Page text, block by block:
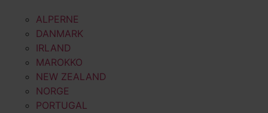
ALPERNE
DANMARK
IRLAND
MAROKKO
NEW ZEALAND
NORGE
PORTUGAL